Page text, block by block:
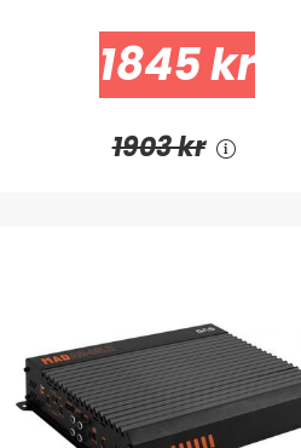
1845 kr
1903 kr